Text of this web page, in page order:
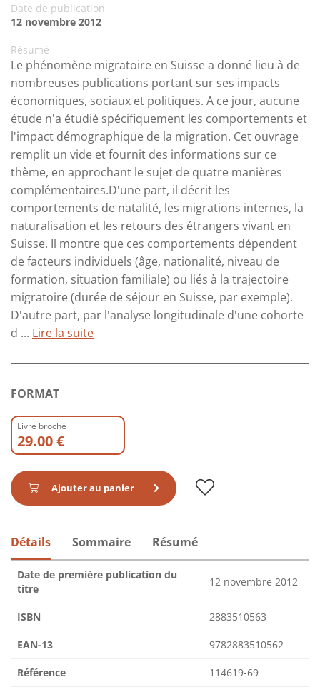
Date de publication
12 novembre 2012
Résumé
Le phénomène migratoire en Suisse a donné lieu à de
nombreuses publications portant sur ses impacts
économiques, sociaux et politiques. A ce jour, aucune
étude n'a étudié spécifiquement les comportements et
l'impact démographique de la migration. Cet ouvrage
remplit un vide et fournit des informations sur ce
thème, en approchant le sujet de quatre manières
complémentaires.D'une part, il décrit les
comportements de natalité, les migrations internes, la
naturalisation et les retours des étrangers vivant en
Suisse. Il montre que ces comportements dépendent
de facteurs individuels (âge, nationalité, niveau de
formation, situation familiale) ou liés à la trajectoire
migratoire (durée de séjour en Suisse, par exemple).
D'autre part, par l'analyse longitudinale d'une cohorte
d ... Lire la suite
FORMAT
Livre broché
29.00 €
Ajouter au panier
Détails Sommaire Résumé
Date de première publication du
titre
12 novembre 2012
ISBN 2883510563
EAN-13 9782883510562
Référence 114619-69